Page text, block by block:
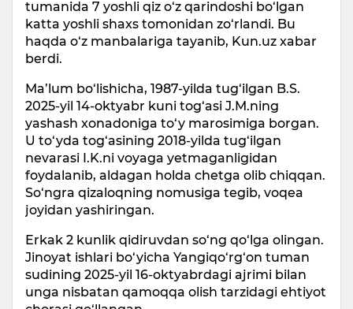
tumanida 7 yoshli qiz o‘z qarindoshi bo‘lgan
katta yoshli shaxs tomonidan zo‘rlandi. Bu
haqda o‘z manbalariga tayanib, Kun.uz xabar
berdi.
Ma’lum bo‘lishicha, 1987-yilda tug‘ilgan B.S.
2025-yil 14-oktyabr kuni tog‘asi J.M.ning
yashash xonadoniga to‘y marosimiga borgan.
U to‘yda tog‘asining 2018-yilda tug‘ilgan
nevarasi I.K.ni voyaga yetmaganligidan
foydalanib, aldagan holda chetga olib chiqqan.
So‘ngra qizaloqning nomusiga tegib, voqea
joyidan yashiringan.
Erkak 2 kunlik qidiruvdan so‘ng qo‘lga olingan.
Jinoyat ishlari bo‘yicha Yangiqo‘rg‘on tuman
sudining 2025-yil 16-oktyabrdagi ajrimi bilan
unga nisbatan qamoqqa olish tarzidagi ehtiyot